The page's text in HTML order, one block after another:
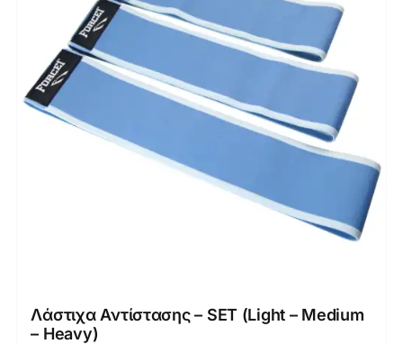
Λάστιχα Αντίστασης – SET (Light – Medium
– Heavy)